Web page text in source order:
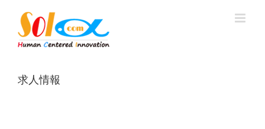
content
求人情報
経験年数 半年〜１年以上 なお急募のため、今回
の選考に関しましては、一次選考の面接へご来社
参いただく形式を取らせていただきますので、ご
了承いただけますようお願い申し上げます。 他詳
支給（上限25,000円/月)必要資格・スキル：以下
のいずれか a)大学、専門学校、またはそれらに相
アリング等)に関わる分野での業務実績3ヶ月以上/